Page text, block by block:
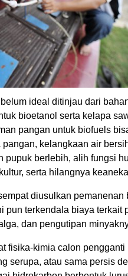
ideal ditinjau dari
bioetanol serta kelapa
pangan untuk biofuels
kelangkaan air
pupuk berlebih, alih fungsi
serta hilangnya
diusulkan pemanenan
pun terkendala biaya terkait
dan pengutipan
fisika-kimia calon
serupa, atau sama persis